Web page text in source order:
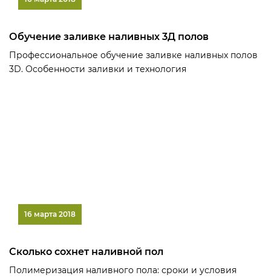
Обучение заливке наливных 3Д полов
Профессиональное обучение заливке наливных полов
3D. Особенности заливки и технология
16 марта 2018
Сколько сохнет наливной пол
Полимеризация наливного пола: сроки и условия